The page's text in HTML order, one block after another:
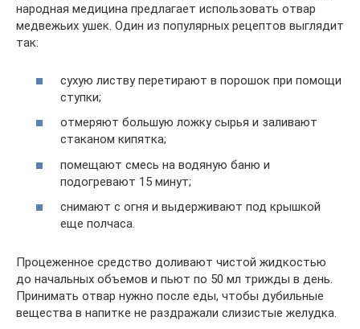
народная медицина предлагает использовать отвар
медвежьих ушек. Один из популярных рецептов выглядит
так:
сухую листву перетирают в порошок при помощи
ступки;
отмеряют большую ложку сырья и заливают
стаканом кипятка;
помещают смесь на водяную баню и
подогревают 15 минут;
снимают с огня и выдерживают под крышкой
еще полчаса.
Процеженное средство доливают чистой жидкостью
до начальных объемов и пьют по 50 мл трижды в день.
Принимать отвар нужно после еды, чтобы дубильные
вещества в напитке не раздражали слизистые желудка.